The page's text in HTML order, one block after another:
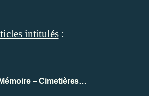
intitulés:
– Cimetières…